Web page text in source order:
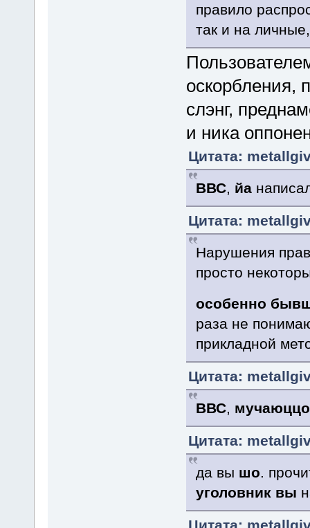
правило
так и на
оскорбления,
слэнг,
и ника
Цитата:
ВВС, йа
Цитата:
Нарушения
просто
особенно
раза не
прикладной
Цитата:
ВВС,
Цитата:
да вы шо.
уголовник вы
Цитата: